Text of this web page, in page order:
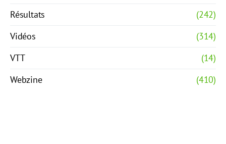
Résultats
(242)
Vidéos
(314)
VTT
(14)
Webzine
(410)